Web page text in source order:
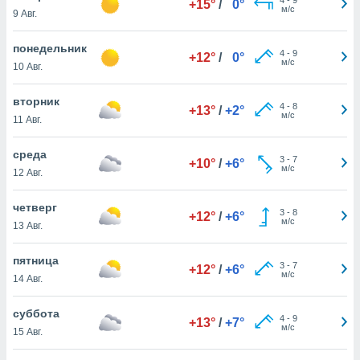
действия
рекламу
нашей
cookie
cookie
в
нашего
9 Авг.
+15° / 0°
м/с
понедельник
10 Авг.
+12° / 0° 4- 9
м/с
вторник
11 Авг.
+13° / +2° 4- 8
м/с
среда
12 Авг.
+10° / +6° 3- 7
м/с
четверг
13 Авг.
+12° / +6° 3- 8
м/с
пятница
14 Авг.
+12° / +6° 3- 7
м/с
суббота
15 Авг.
+13° / +7° 4- 9
м/с